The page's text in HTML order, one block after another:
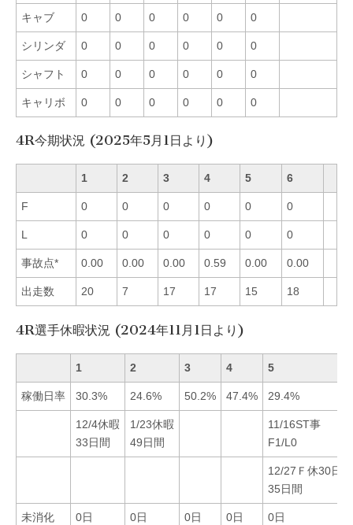
キャブ 0 0 0 0 0 0
シリンダ 0 0 0 0 0 0
シャフト 0 0 0 0 0 0
キャリボ 0 0 0 0 0 0
4R今期状況 (2025年5月1日より)
1 2 3 4 5 6
F 0 0 0 0 0 0
L 0 0 0 0 0 0
事故点* 0.00 0.00 0.00 0.59 0.00 0.00
出走数 20 7 17 17 15 18
4R選手休暇状況 (2024年11月1日より)
1 2 3 4 5
稼働日率 30.3% 24.6% 50.2% 47.4% 29.4%
12/4休暇
33日間
1/23休暇
49日間
11/16ST事
F1/L0
12/27Ｆ休30日
35日間
未消化 0日 0日 0日 0日 0日